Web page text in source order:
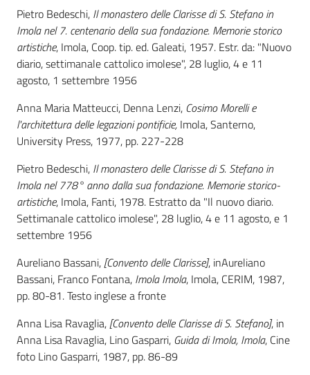
Catalogo
on line
Eventi
Chiedi al
bibliotecario
Avvisi
Orari
Pietro Bedeschi, Il monastero delle Clarisse di S. Stefano in
Imola nel 7. centenario della sua fondazione. Memorie storico
artistiche, Imola, Coop. tip. ed. Galeati, 1957. Estr. da: "Nuovo
diario, settimanale cattolico imolese", 28 luglio, 4 e 11
agosto, 1 settembre 1956
Anna Maria Matteucci, Denna Lenzi, Cosimo Morelli e
l'architettura delle legazioni pontificie, Imola, Santerno,
University Press, 1977, pp. 227-228
Pietro Bedeschi, Il monastero delle Clarisse di S. Stefano in
Imola nel 778° anno dalla sua fondazione. Memorie storico-
artistiche, Imola, Fanti, 1978. Estratto da "Il nuovo diario.
Settimanale cattolico imolese", 28 luglio, 4 e 11 agosto, e 1
settembre 1956
Aureliano Bassani,[Convento delle Clarisse], inAureliano
Bassani, Franco Fontana, Imola Imola, Imola, CERIM, 1987,
pp. 80-81. Testo inglese a fronte
Anna Lisa Ravaglia,[Convento delle Clarisse di S. Stefano], in
Anna Lisa Ravaglia, Lino Gasparri, Guida di Imola, Imola, Cine
foto Lino Gasparri, 1987, pp. 86-89